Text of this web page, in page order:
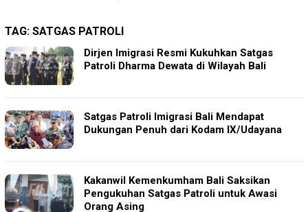
TAG: SATGAS PATROLI
Dirjen Imigrasi Resmi Kukuhkan Satgas
Patroli Dharma Dewata di Wilayah Bali
Satgas Patroli Imigrasi Bali Mendapat
Dukungan Penuh dari Kodam IX/Udayana
Kakanwil Kemenkumham Bali Saksikan
Pengukuhan Satgas Patroli untuk Awasi
Orang Asing